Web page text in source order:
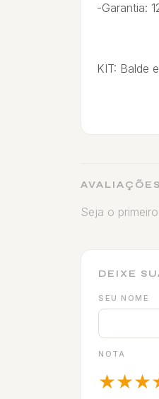
-Garantia:
KIT: Balde
Seja o
DEIXE
SEU NOME
NOTA
★★★